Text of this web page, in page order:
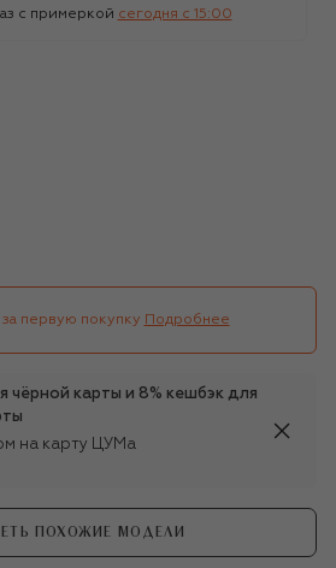
с примеркой сегодня c 15:00
первую покупку Подробнее
чёрной карты и 8% кешбэк для
на карту ЦУМа
ПОХОЖИЕ МОДЕЛИ